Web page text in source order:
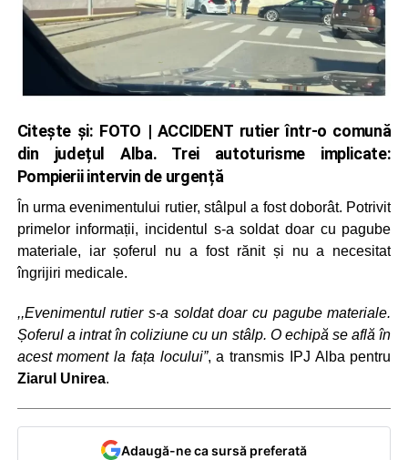
Citește și: FOTO | ACCIDENT rutier într-o comună
din județul Alba. Trei autoturisme implicate:
Pompierii intervin de urgență
În urma evenimentului rutier, stâlpul a fost doborât. Potrivit
primelor informații, incidentul s-a soldat doar cu pagube
materiale, iar șoferul nu a fost rănit și nu a necesitat
îngrijiri medicale.
,,Evenimentul rutier s-a soldat doar cu pagube materiale.
Șoferul a intrat în coliziune cu un stâlp. O echipă se află în
acest moment la fața locului”, a transmis IPJ Alba pentru
Ziarul Unirea.
Adaugă-ne ca sursă preferată